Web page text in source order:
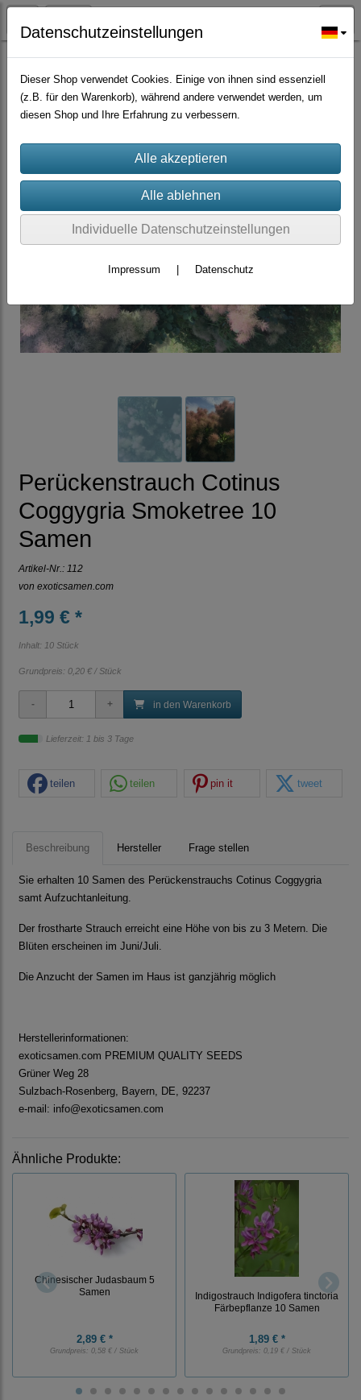
Bäume Sträucher Nadelbäume, Palmen
Perückenstrauch Cotinus
Coggygria Smoketree 10
Samen
Artikel-Nr.: 112
von exoticsamen.com
1,99 € *
Inhalt: 10 Stück
Grundpreis: 0,20 € / Stück
in den Warenkorb
Lieferzeit: 1 bis 3 Tage
teilen teilen pin it tweet
Beschreibung Hersteller Frage stellen
Sie erhalten 10 Samen des Perückenstrauchs Cotinus Coggygria
samt Aufzuchtanleitung.
Der frostharte Strauch erreicht eine Höhe von bis zu 3 Metern. Die
Blüten erscheinen im Juni/Juli.
Die Anzucht der Samen im Haus ist ganzjährig möglich
Herstellerinformationen:
exoticsamen.com PREMIUM QUALITY SEEDS
Grüner Weg 28
Sulzbach-Rosenberg, Bayern, DE, 92237
e-mail: info@exoticsamen.com
Ähnliche Produkte:
Chinesischer Judasbaum 5
Samen
2,89 € *
Grundpreis: 0,58 € / Stück
Indigostrauch Indigofera tinctoria
Färbepflanze 10 Samen
1,89 € *
Grundpreis: 0,19 € / Stück
Datenschutzeinstellungen
Dieser Shop verwendet Cookies. Einige von ihnen sind essenziell
(z.B. für den Warenkorb), während andere verwendet werden, um
diesen Shop und Ihre Erfahrung zu verbessern.
Individuelle Datenschutzeinstellungen
Impressum Datenschutz